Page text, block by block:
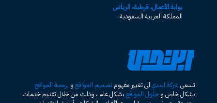
بوابة الأعمال، قرطبة، الرياض
المملكة العربية السعودية
تسعى شركة ابتدي الى تغيير مفهوم تصميم المواقع و برمجة المواقع
بشكل خاص و حلول المواقع بشكل عام ، وذلك من خلال تقديم خدمات